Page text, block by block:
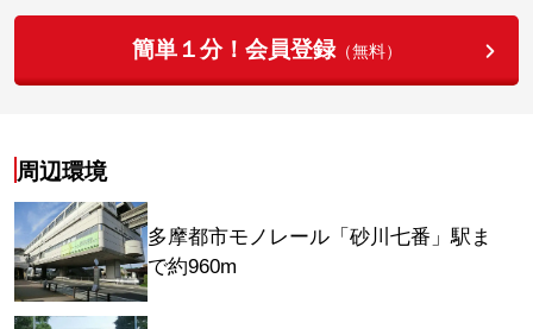
簡単１分！会員登録（無料）
周辺環境
多摩都市モノレール「砂川七番」駅ま
で約960m